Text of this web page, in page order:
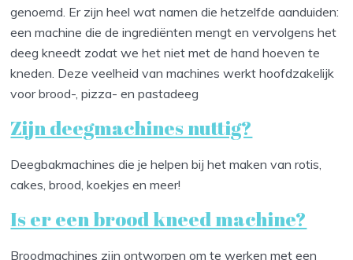
genoemd. Er zijn heel wat namen die hetzelfde aanduiden:
een machine die de ingrediënten mengt en vervolgens het
deeg kneedt zodat we het niet met de hand hoeven te
kneden. Deze veelheid van machines werkt hoofdzakelijk
voor brood-, pizza- en pastadeeg
Zijn deegmachines nuttig?
Deegbakmachines die je helpen bij het maken van rotis,
cakes, brood, koekjes en meer!
Is er een brood kneed machine?
Broodmachines zijn ontworpen om te werken met een